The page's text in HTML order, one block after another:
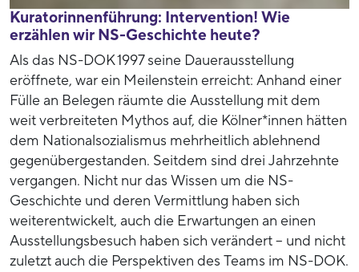
Kuratorinnenführung: Intervention! Wie
erzählen wir NS-Geschichte heute?
Als das NS-DOK 1997 seine Dauerausstellung
eröffnete, war ein Meilenstein erreicht: Anhand einer
Fülle an Belegen räumte die Ausstellung mit dem
weit verbreiteten Mythos auf, die Kölner*innen hätten
dem Nationalsozialismus mehrheitlich ablehnend
gegenübergestanden. Seitdem sind drei Jahrzehnte
vergangen. Nicht nur das Wissen um die NS-
Geschichte und deren Vermittlung haben sich
weiterentwickelt, auch die Erwartungen an einen
Ausstellungsbesuch haben sich verändert – und nicht
zuletzt auch die Perspektiven des Teams im NS-DOK.